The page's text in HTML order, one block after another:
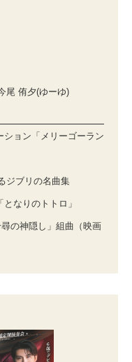
尾 侑夕(ゆーゆ)
ション「メリーゴーラン
ジブリの名曲集
なりのトトロ」
の神隠し」組曲（映画